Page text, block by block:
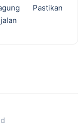
Pastikan